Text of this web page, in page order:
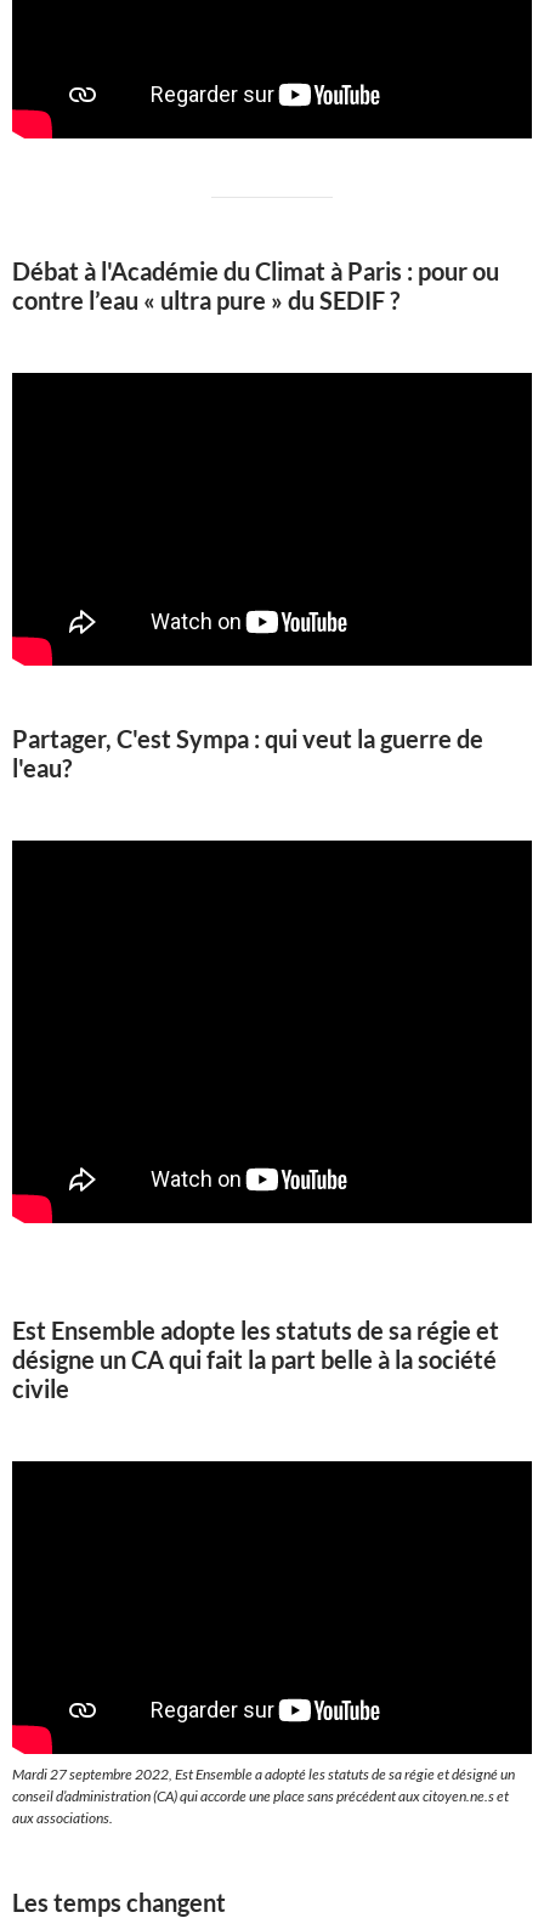
Débat à l'Académie du Climat à Paris : pour ou
contre l’eau « ultra pure » du SEDIF ?
Partager, C'est Sympa : qui veut la guerre de
l'eau?
Est Ensemble adopte les statuts de sa régie et
désigne un CA qui fait la part belle à la société
civile
Mardi 27 septembre 2022, Est Ensemble a adopté les statuts de sa régie et désigné un
conseil d’administration (CA) qui accorde une place sans précédent aux citoyen.ne.s et
aux associations.
Les temps changent